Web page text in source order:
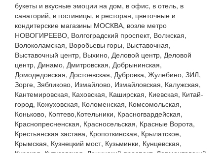
букеты и вкусные эмоции на дом, в офис, в отель, в
санаторий, в гостиницы, в ресторан, цветочные и
кондитерские магазины МОСКВА, возле метро
НОВОГИРЕЕВО, Волгоградский проспект, Волжская,
Волоколамская, Воробьевы горы, Выставочная,
Выставочный центр, Выхино, Деловой центр, Деловой
центр, Динамо, Дмитровская, Добрынинская,
Домодедовская, Достоевская, Дубровка, Жулебино, ЗИЛ,
Зорге, Зябликово, Измайлово, Измайловская, Калужская,
Кантемировская, Каховская, Каширская, Киевская, Китай-
город, Кожуховская, Коломенская, Комсомольская,
Коньково, Коптево,Котельники, Красногвардейская,
Краснопресненская, Красносельская, Красные Ворота,
Крестьянская застава, Кропоткинская, Крылатское,
Крымская, Кузнецкий мост, Кузьминки, Кунцевская,